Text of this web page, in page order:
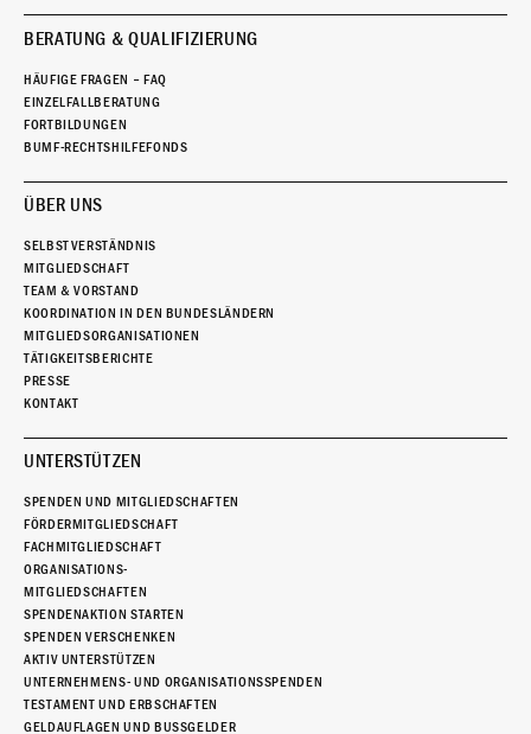
BERATUNG & QUALIFIZIERUNG
HÄUFIGE FRAGEN – FAQ
EINZELFALLBERATUNG
FORTBILDUNGEN
BUMF-RECHTSHILFEFONDS
ÜBER UNS
SELBSTVERSTÄNDNIS
MITGLIEDSCHAFT
TEAM & VORSTAND
KOORDINATION IN DEN BUNDESLÄNDERN
MITGLIEDSORGANISATIONEN
TÄTIGKEITSBERICHTE
PRESSE
KONTAKT
UNTERSTÜTZEN
SPENDEN UND MITGLIEDSCHAFTEN
FÖRDERMITGLIEDSCHAFT
FACHMITGLIEDSCHAFT
ORGANISATIONS-
MITGLIEDSCHAFTEN
SPENDENAKTION STARTEN
SPENDEN VERSCHENKEN
AKTIV UNTERSTÜTZEN
UNTERNEHMENS- UND ORGANISATIONSSPENDEN
TESTAMENT UND ERBSCHAFTEN
GELDAUFLAGEN UND BUSSGELDER